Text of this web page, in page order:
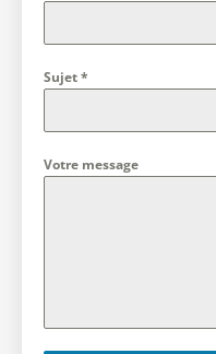
Sujet*
Votre message